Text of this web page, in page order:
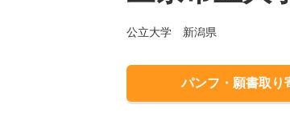
公立大学 新潟県
パンフ・願書取り